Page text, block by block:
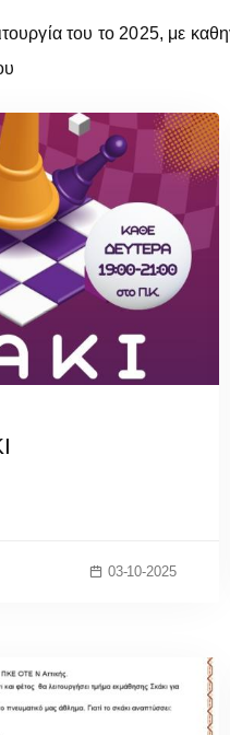
του το 2025, με
03-10-2025